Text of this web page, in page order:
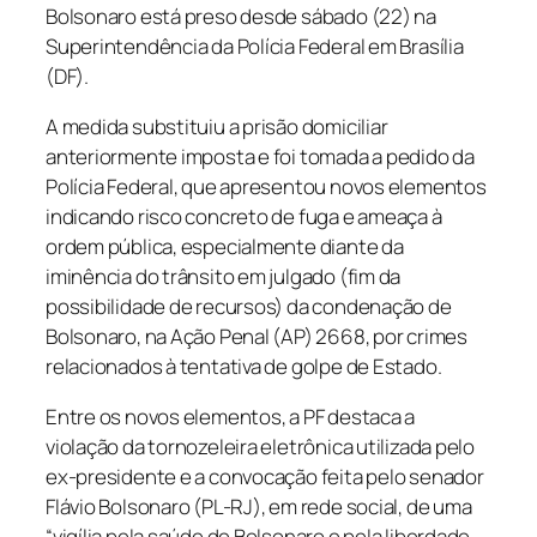
Bolsonaro está preso desde sábado (22) na
Superintendência da Polícia Federal em Brasília
(DF).
A medida substituiu a prisão domiciliar
anteriormente imposta e foi tomada a pedido da
Polícia Federal, que apresentou novos elementos
indicando risco concreto de fuga e ameaça à
ordem pública, especialmente diante da
iminência do trânsito em julgado (fim da
possibilidade de recursos) da condenação de
Bolsonaro, na Ação Penal (AP) 2668, por crimes
relacionados à tentativa de golpe de Estado.
Entre os novos elementos, a PF destaca a
violação da tornozeleira eletrônica utilizada pelo
ex-presidente e a convocação feita pelo senador
Flávio Bolsonaro (PL-RJ), em rede social, de uma